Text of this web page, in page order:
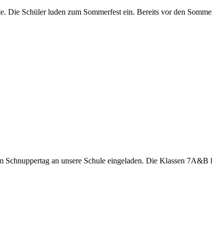
Die Schüler luden zum Sommerfest ein. Bereits vor den
an unsere Schule eingeladen. Die Klassen